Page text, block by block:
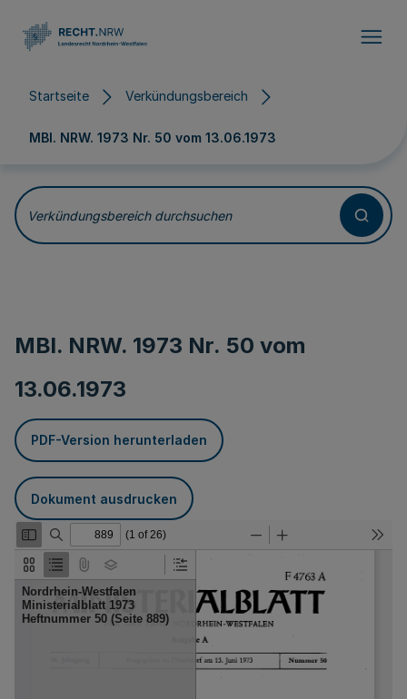
Startseite Verkündungsbereich
MBl. NRW. 1973 Nr. 50 vom 13.06.1973
Verkündungsbereich durchsuchen
MBl. NRW. 1973 Nr. 50 vom
13.06.1973
PDF-Version herunterladen
Dokument ausdrucken